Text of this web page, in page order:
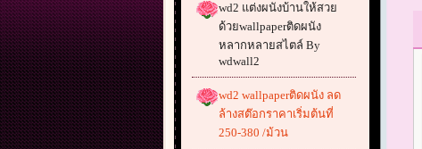
wd2 แต่งผนังบ้านให้สวย
ด้วยwallpaperติดผนัง
หลากหลายสไตล์ By
wdwall2
wd2 wallpaperติดผนัง ลด
ล้างสต๊อกราคาเริ่มต้นที่
250-380 /ม้วน